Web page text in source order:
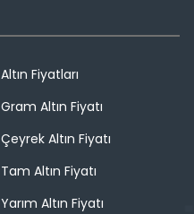
Altın Fiyatları
Gram Altın Fiyatı
Çeyrek Altın Fiyatı
Tam Altın Fiyatı
Yarım Altın Fiyatı